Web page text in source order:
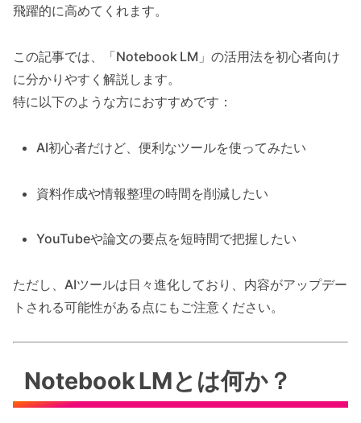
飛躍的に高めてくれます。
この記事では、「Notebook LM」の活用法を初心者向け
に分かりやすく解説します。
特に以下のような方におすすめです：
AI初心者だけど、便利なツールを使ってみたい
資料作成や情報整理の時間を削減したい
YouTubeや論文の要点を短時間で把握したい
ただし、AIツールは日々進化しており、内容がアップデー
トされる可能性がある点にもご注意ください。
Notebook LMとは何か？